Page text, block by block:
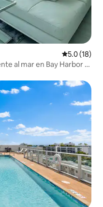
Calificación
5.0 (18)
al mar en Bay Harbor -